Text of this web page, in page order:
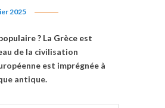
2025
? La Grèce est
de la civilisation
est imprégnée à
antique.